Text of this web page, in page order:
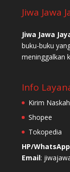
Jiwa Jawa
Jiwa Jawa
buku-buku
meninggalkan
Info
Kirim
Shopee
Tokopedia
HP/WhatsApp
Email: